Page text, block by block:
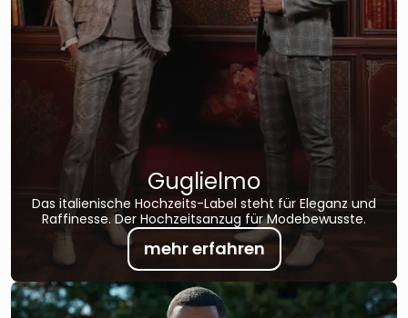
Guglielmo
Das italienische Hochzeits-Label steht für Eleganz und
Raffinesse. Der Hochzeitsanzug für Modebewusste.
mehr erfahren